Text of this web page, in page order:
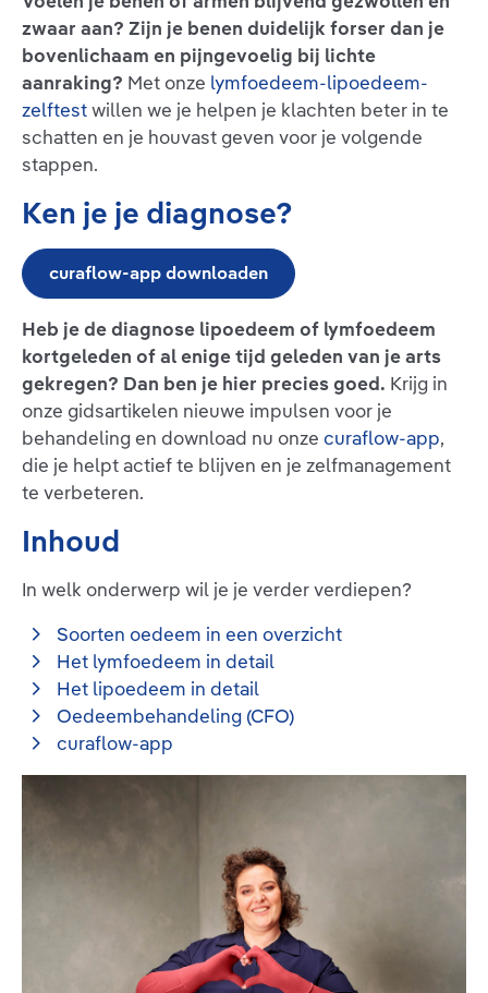
zwaar aan? Zijn je benen duidelijk forser dan je
bovenlichaam en pijngevoelig bij lichte
aanraking? Met onze lymfoedeem-lipoedeem-
zelftestwillen we je helpen je klachten beter in te
schatten en je houvast geven voor je volgende
stappen.
Ken je je diagnose?
curaflow-app downloaden
Heb je de diagnose lipoedeem of lymfoedeem
kortgeleden of al enige tijd geleden van je arts
gekregen? Dan ben je hier precies goed. Krijg in
onze gidsartikelen nieuwe impulsen voor je
behandeling en download nu onze curaflow-app,
die je helpt actief te blijven en je zelfmanagement
te verbeteren.
Inhoud
In welk onderwerp wil je je verder verdiepen?
Soorten oedeem in een overzicht
Het lymfoedeem in detail
Het lipoedeem in detail
Oedeembehandeling (CFO)
curaflow-app